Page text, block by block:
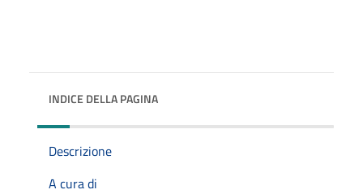
INDICE DELLA PAGINA
Descrizione
A cura di